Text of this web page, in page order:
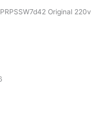
Original 220v